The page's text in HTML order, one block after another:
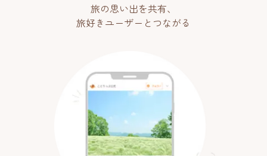
旅の思い出を共有、
旅好きユーザーとつながる